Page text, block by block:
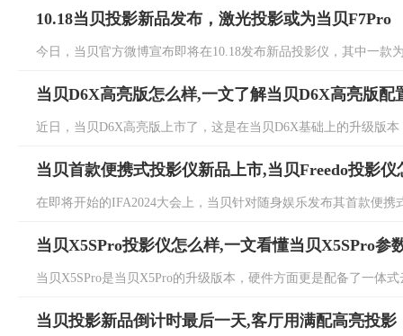
10.18当贝投影新品发布，激光投影或为当贝F7Pro
今日，当贝官方微博宣布即将在10.18发布新品投影仪，其中一款
当贝D6X高亮版怎么样,一文了解当贝D6X高亮版配
近日，当贝D6X高亮版上市了，这是在当贝D6X基础上的升级版
当贝首款便携式投影仪新品上市,当贝Freedo投影仪
在即将开始的IFA2024大会上，当贝针对随身娱乐发布其首款便携
当贝X5SPro投影仪怎么样,一文看懂当贝X5SPro参
当贝X5SPro是当贝X5Pro的升级版本，硬件方面更是配备了一体
当贝投影新品倒计时最后一天,客厅用满配高亮投影